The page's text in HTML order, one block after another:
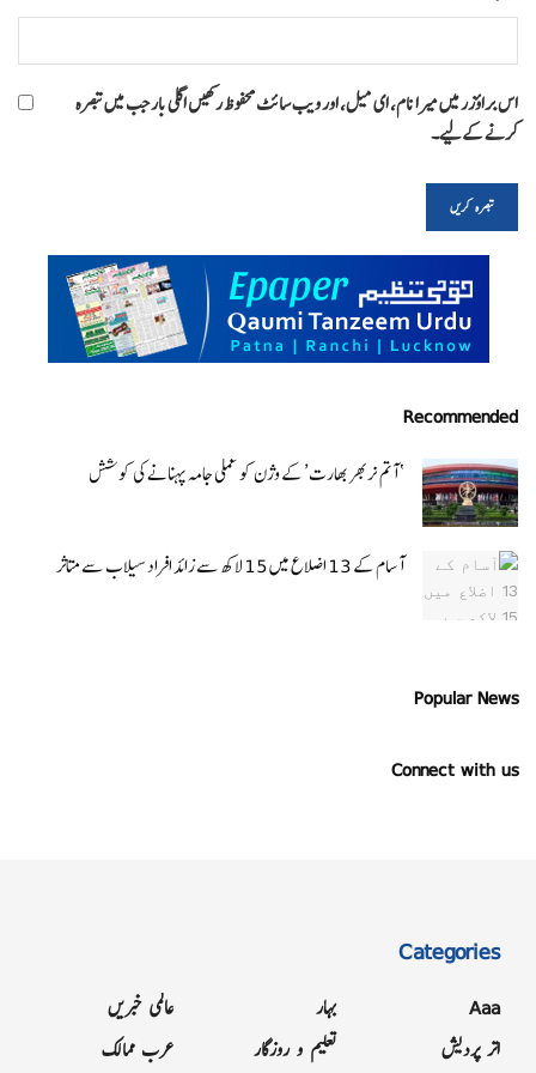
اس براؤزر میں میرا نام، ای میل، اور ویب سائٹ محفوظ رکھیں اگلی بار جب میں تبصرہ
کرنے کےلیے۔
Recommended
‘ آتم نربھر بھارت’ کے وژن کو عملی جامہ پہنانے کی کوشش
آسام کے 13 اضلاع میں 15 لاکھ سے زائد افراد سیلاب سے متاثر
Popular News
Connect with us
Categories
Aaa
اتر پردیش
بہار
تعلیم و روزگار
عالمی خبریں
عرب ممالک